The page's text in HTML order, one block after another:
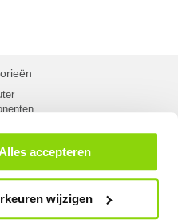
accepteren
wijzigen
laptops